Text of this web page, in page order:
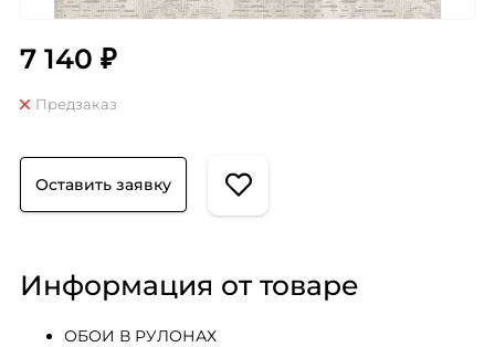
7 140 ₽
Предзаказ
Оставить заявку
Информация от товаре
ОБОИ В РУЛОНАХ